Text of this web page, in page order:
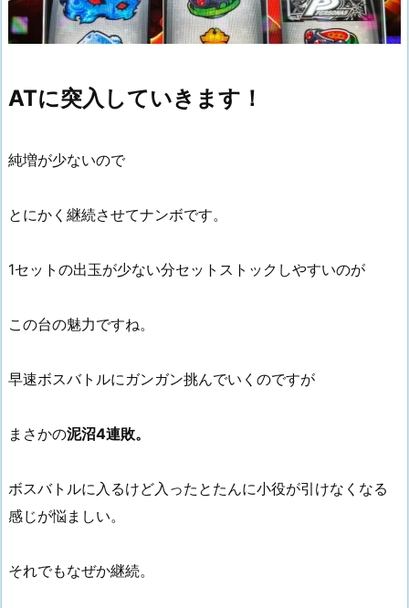
ATに突入していきます！
純増が少ないので
とにかく継続させてナンボです。
1セットの出玉が少ない分セットストックしやすいのが
この台の魅力ですね。
早速ボスバトルにガンガン挑んでいくのですが
まさかの泥沼4連敗。
ボスバトルに入るけど入ったとたんに小役が引けなくなる
感じが悩ましい。
それでもなぜか継続。